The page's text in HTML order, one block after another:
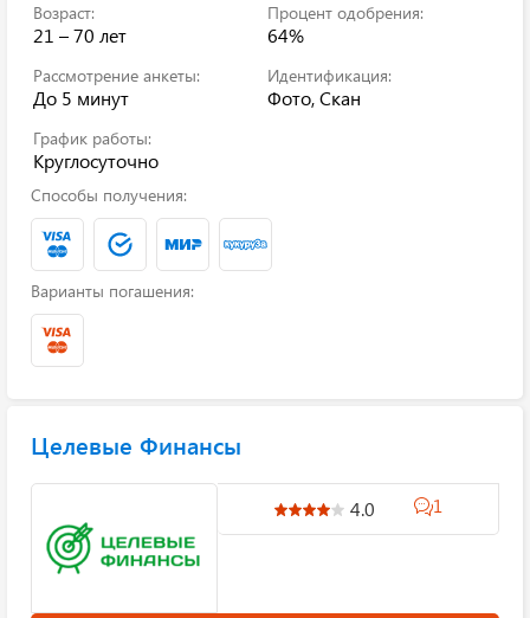
Возраст:
21 – 70 лет
Процент одобрения:
64%
Рассмотрение анкеты:
До 5 минут
Идентификация:
Фото, Скан
График работы:
Круглосуточно
Способы получения:
Варианты погашения:
Целевые Финансы
4.0 1